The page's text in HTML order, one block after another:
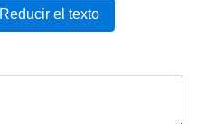
Reducir el texto